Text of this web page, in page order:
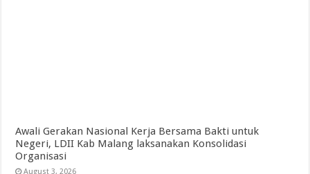
Awali Gerakan Nasional Kerja Bersama Bakti untuk
Negeri, LDII Kab Malang laksanakan Konsolidasi
Organisasi
August 3, 2026